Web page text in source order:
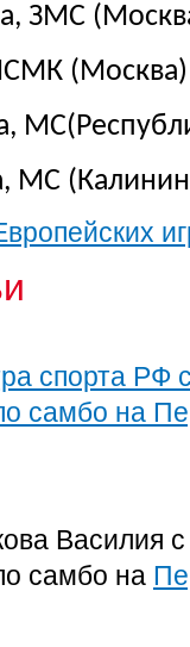
ЗМС
(Москва)
МС
спорта
самбо на
Василия
самбо на